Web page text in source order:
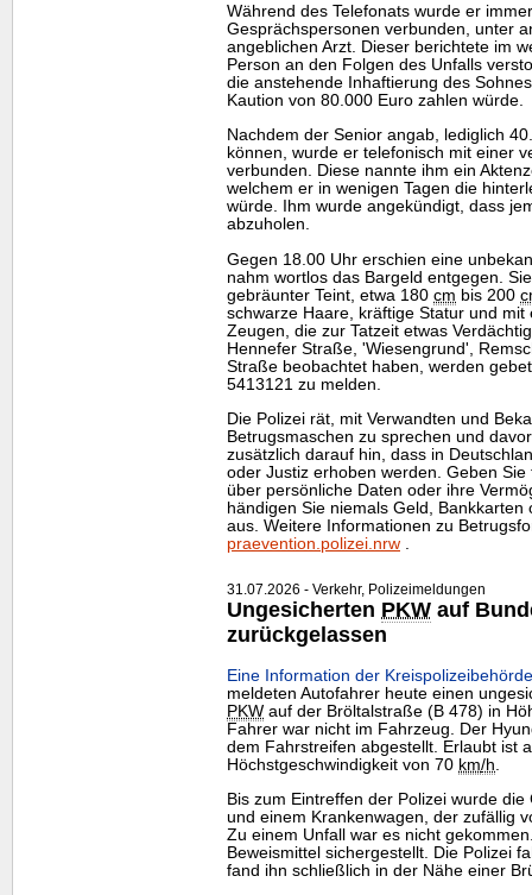
Während des Telefonats wurde er
Gesprächspersonen verbunden, unter
angeblichen Arzt. Dieser berichtete im
Person an den Folgen des Unfalls
die anstehende Inhaftierung des
Kaution von 80.000 Euro zahlen würde.
Nachdem der Senior angab, lediglich
können, wurde er telefonisch mit einer
verbunden. Diese nannte ihm ein
welchem er in wenigen Tagen die
würde. Ihm wurde angekündigt, dass
abzuholen.
Gegen 18.00 Uhr erschien eine
nahm wortlos das Bargeld entgegen.
gebräunter Teint, etwa 180 cm bis 200
schwarze Haare, kräftige Statur und
Zeugen, die zur Tatzeit etwas
Hennefer Straße, 'Wiesengrund',
Straße beobachtet haben, werden
5413121 zu melden.
Die Polizei rät, mit Verwandten und
Betrugsmaschen zu sprechen und
zusätzlich darauf hin, dass in
oder Justiz erhoben werden. Geben
über persönliche Daten oder ihre
händigen Sie niemals Geld,
aus. Weitere Informationen zu
praevention.polizei.nrw .
31.07.2026 - Verkehr, Polizeimeldungen
Ungesicherten PKW auf
zurückgelassen
Eine Information der
meldeten Autofahrer heute einen
PKW auf der Bröltalstraße (B 478) in
Fahrer war nicht im Fahrzeug. Der
dem Fahrstreifen abgestellt. Erlaubt ist
Höchstgeschwindigkeit von 70 km/h
Bis zum Eintreffen der Polizei wurde
und einem Krankenwagen, der zufällig
Zu einem Unfall war es nicht
Beweismittel sichergestellt. Die Polizei
fand ihn schließlich in der Nähe einer